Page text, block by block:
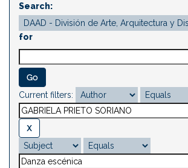
Search:
for
Current filters: